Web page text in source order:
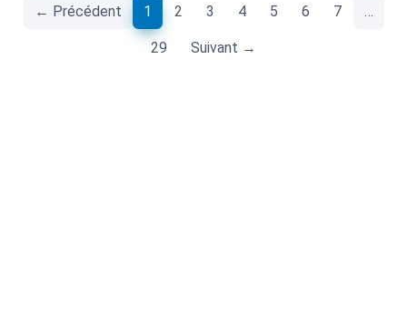
← Précédent 1 (current)
2 3 4 5 6 7 …
29 Suivant →